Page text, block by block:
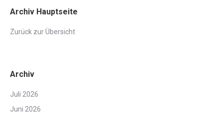
Archiv Hauptseite
Zurück zur Übersicht
Archiv
Juli 2026
Juni 2026